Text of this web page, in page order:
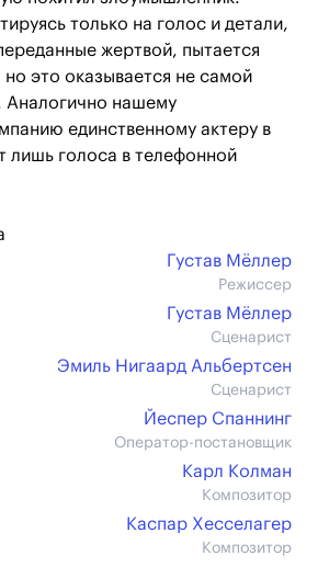
только на голос и детали,
жертвой, пытается
это оказывается не самой
Аналогично нашему
единственному актеру в
лишь голоса в телефонной
Густав Мёллер
Режиссер
Густав Мёллер
Сценарист
Эмиль Нигаард Альбертсен
Сценарист
Йеспер Спаннинг
Оператор-постановщик
Карл Колман
Композитор
Каспар Хесселагер
Композитор